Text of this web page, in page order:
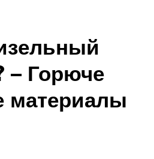
– Горюче
материалы